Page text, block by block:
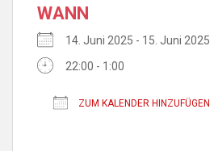
WANN
14. Juni 2025 - 15. Juni 2025
22:00 - 1:00
ZUM KALENDER HINZUFÜGEN